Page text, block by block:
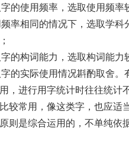
的使用频率，选取使用频率
率相同的情况下，选取学科
的构词能力，选取构词能力
的实际使用情况斟酌取舍。
，进行用字统计时往往统计
较常用，像这类字，也应适
则是综合运用的，不单纯依